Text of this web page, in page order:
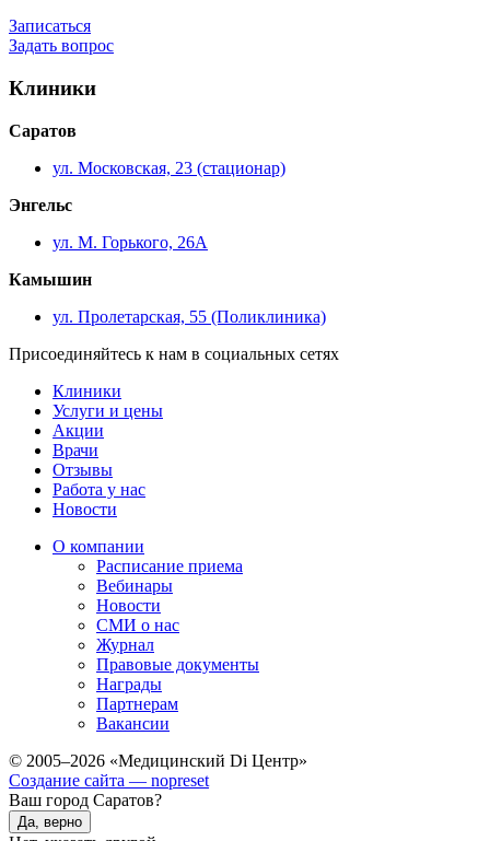
Записаться
Задать вопрос
Клиники
Саратов
ул. Московская, 23 (стационар)
Энгельс
ул. М. Горького, 26А
Камышин
ул. Пролетарская, 55 (Поликлиника)
Присоединяйтесь к нам в социальных сетях
Клиники
Услуги и цены
Акции
Врачи
Отзывы
Работа у нас
Новости
О компании
Расписание приема
Вебинары
Новости
СМИ о нас
Журнал
Правовые документы
Награды
Партнерам
Вакансии
© 2005–2026 «Медицинский Di Центр»
Создание сайта — nopreset
Ваш город Саратов?
Да, верно